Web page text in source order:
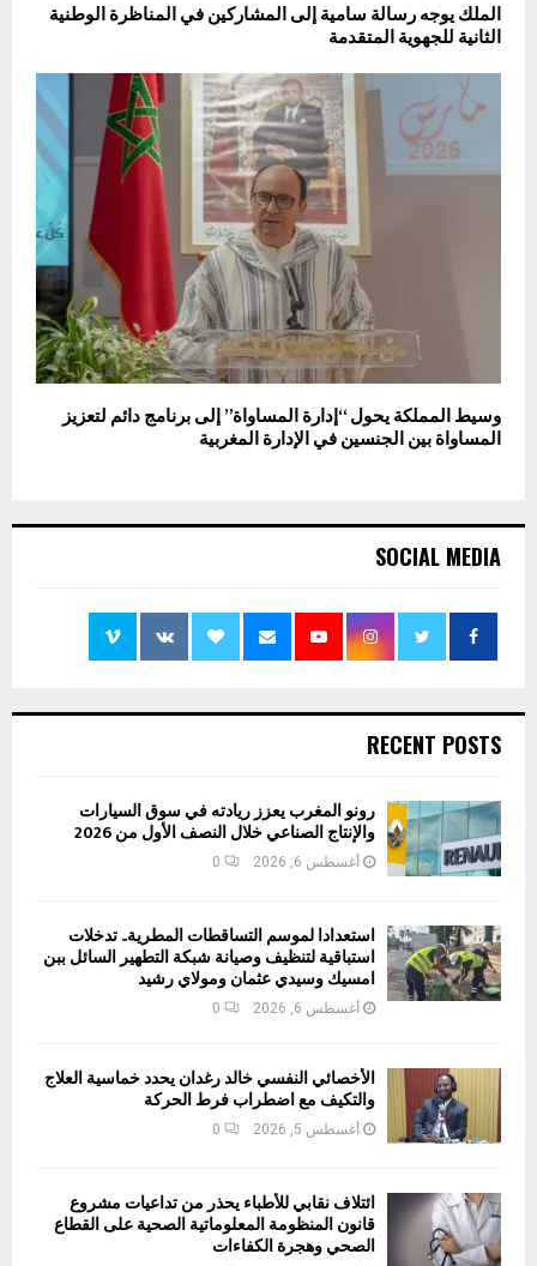
الملك يوجه رسالة سامية إلى المشاركين في المناظرة الوطنية
الثانية للجهوية المتقدمة
وسيط المملكة يحول “إدارة المساواة” إلى برنامج دائم لتعزيز
المساواة بين الجنسين في الإدارة المغربية
SOCIAL MEDIA
RECENT POSTS
رونو المغرب يعزز ريادته في سوق السيارات
والإنتاج الصناعي خلال النصف الأول من 2026
أغسطس 6, 2026 0
استعدادا لموسم التساقطات المطرية.. تدخلات
استباقية لتنظيف وصيانة شبكة التطهير السائل ببن
امسيك وسيدي عثمان ومولاي رشيد
أغسطس 6, 2026 0
الأخصائي النفسي خالد رغدان يحدد خماسية العلاج
والتكيف مع اضطراب فرط الحركة
أغسطس 5, 2026 0
ائتلاف نقابي للأطباء يحذر من تداعيات مشروع
قانون المنظومة المعلوماتية الصحية على القطاع
الصحي وهجرة الكفاءات